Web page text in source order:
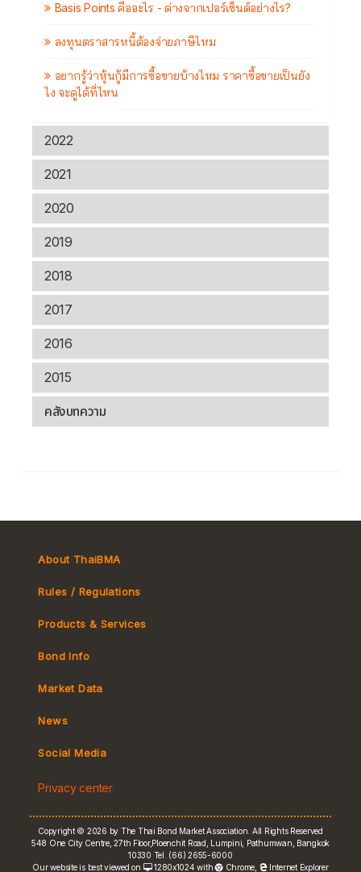
Basis Points คืออะไร - ต่างจากเปอร์เซ็นต์อย่างไร?
ลงทุนตราสารหนี้ต้องจ่ายภาษีไหม
อยากรู้ว่าหุ้นกู้มีการซื้อขายบ้างไหม ราคาซื้อขายเป็นยัง
ไง จะดูได้ที่ไหน
2022
2021
2020
2019
2018
2017
2016
2015
คลังบทความ
About ThaiBMA
Rules / Regulations
Tax
Products & Services
MeBond
e-bookbuilding
Bond Info
Market Data
Yield Curve
News
Social Media
Privacy center
Copyright © 2026 by The Thai Bond Market Association. All Rights Reserved
548 One City Centre, 27th Floor,Ploenchit Road, Lumpini, Pathumwan, Bangkok
10330 Tel. (66) 2655-6000
Our website is best viewed on
1280x1024 with Chrome Internet Explorer